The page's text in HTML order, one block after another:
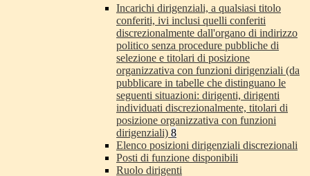
Incarichi dirigenziali, a qualsiasi titolo
conferiti, ivi inclusi quelli conferiti
discrezionalmente dall'organo di indirizzo
politico senza procedure pubbliche di
selezione e titolari di posizione
organizzativa con funzioni dirigenziali (da
pubblicare in tabelle che distinguano le
seguenti situazioni: dirigenti, dirigenti
individuati discrezionalmente, titolari di
posizione organizzativa con funzioni
dirigenziali) 8
Elenco posizioni dirigenziali discrezionali
Posti di funzione disponibili
Ruolo dirigenti